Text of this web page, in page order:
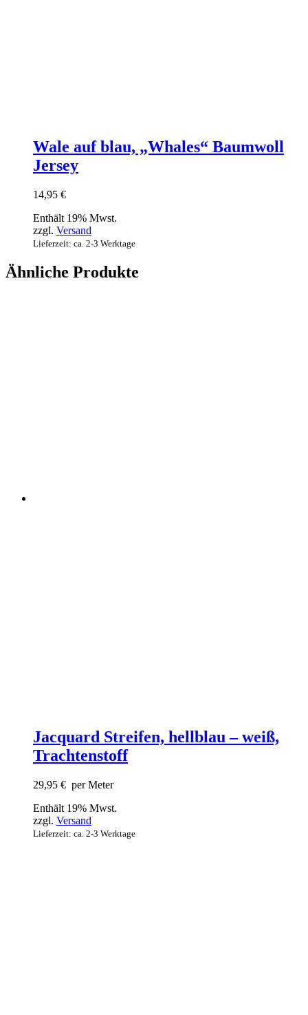
Wale auf blau, „Whales“ Baumwoll
Jersey
14,95 €
Enthält 19% Mwst.
zzgl. Versand
Lieferzeit: ca. 2-3 Werktage
Ähnliche Produkte
Jacquard Streifen, hellblau – weiß,
Trachtenstoff
29,95 € per Meter
Enthält 19% Mwst.
zzgl. Versand
Lieferzeit: ca. 2-3 Werktage